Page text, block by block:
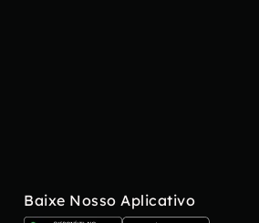
Baixe Nosso Aplicativo